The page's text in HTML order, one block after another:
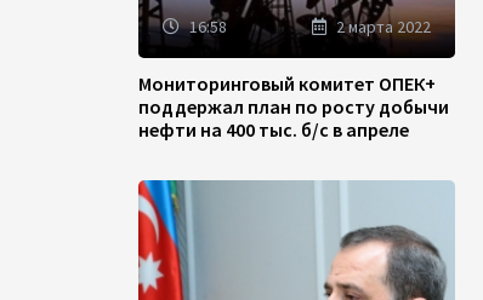
16:58 2 марта 2022
Мониторинговый комитет ОПЕК+
поддержал план по росту добычи
нефти на 400 тыс. б/с в апреле